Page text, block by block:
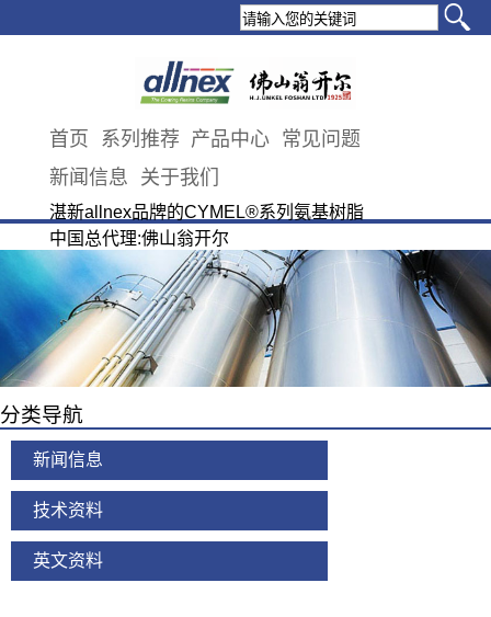
首页 系列推荐 产品中心 常见问题
新闻信息
关于我们
湛新allnex品牌的CYMEL®系列氨基树脂
中国总代理:佛山翁开尔
分类导航
新闻信息
技术资料
英文资料